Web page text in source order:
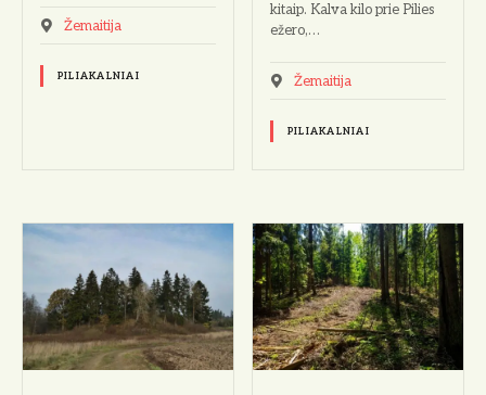
Žemaitija
PILIAKALNIAI
kitaip. Kalva kilo prie Pilies
ežero,…
Žemaitija
PILIAKALNIAI